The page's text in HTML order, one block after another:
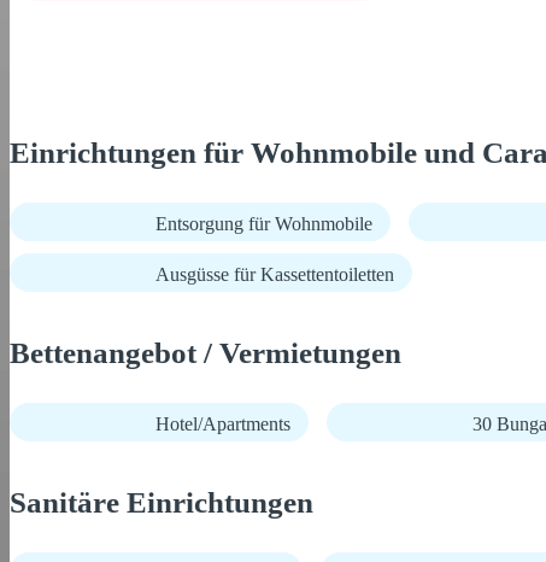
Einrichtungen für Wohnmobile und
Entsorgung für Wohnmobile
Ausgüsse für Kassettentoiletten
Bettenangebot / Vermietungen
Hotel/Apartments 30
Sanitäre Einrichtungen